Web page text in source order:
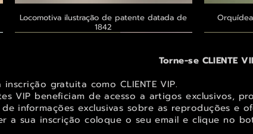
Visualização rápida
Locomotiva ilustração de patente datada de
1842
Torne-se CLIENTE
inscrição gratuita como CLIENTE VIP.
VIP beneficiam de acesso a artigos exclusivos,
informações exclusivas sobre as reproduções e
a sua inscrição coloque o seu email e clique no